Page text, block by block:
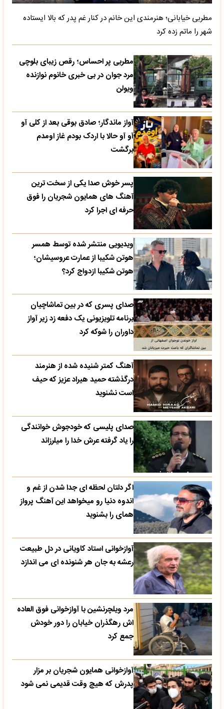
مطربی خیابانی؛ هنرمندی این خانم در کنار غم پدر که بالا ایستاده
شهر را ماتم زده کرد
مطربی پر احساس؛ رقص زیبای بلوچی
مرد جوان در بی خبری خانوم نوازنده
ویولن
آواز ماندگار؛ صادق بوقی بعد از کلی آو
آو آو حالا با اردک بودم غاز اومدم
برگشت
پسر خوش صدا یکی از سخت ترین
آهنگ های همایون شجریان را فوق
حرفه ای اجرا کرد
ویدیویی منتشر شده توسط همسر
هوتن شکیبا از عمارت عروسیشان؛
هوتن شکیبا ازدواج کرد؟
صدای پسری که در بین تماشاچیان
برنامه تلویزیونی یک دفعه زد زیر آواز
داوران را شوکه کرد
آهنگ کمتر شنیده شده از هنرمند
درگذشته حمید هیراد عزیز که حیف
است نشنوید
صدای پلیسی که خودجوش خوانندگی
را یاد گرفته عرش خدا را میلرزاند
اگر دلتان لحظه ای جدا شدن از غم و
اندوه دنیا رو میخواهد این آهنگ پرواز
همای را بشنوید
آوازخوانی استاد کاویانی در دل طبیعت
رعشه به جان هر شنونده ای می اندازد
مرد ویلچرنشین با آوازخوانی فوق العاده
اش رهگذران خیابان را دور خودش
جمع کرد
آوازخوانی همایون شجریان بر مزار
پدرش که هیچ وقت قدیمی نمی شود